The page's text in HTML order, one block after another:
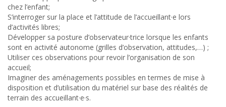
chez l’enfant;
S’interroger sur la place et l’attitude de l’accueillant·e lors
d’activités libres;
Développer sa posture d’observateur·trice lorsque les enfants
sont en activité autonome (grilles d’observation, attitudes,…) ;
Utiliser ces observations pour revoir l’organisation de son
accueil;
Imaginer des aménagements possibles en termes de mise à
disposition et d’utilisation du matériel sur base des réalités de
terrain des accueillant·e·s.